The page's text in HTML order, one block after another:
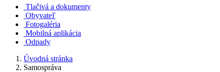
Tlačivá a dokumenty
Obyvateľ
Fotogaléria
Mobilná aplikácia
Odpady
Úvodná stránka
Samospráva